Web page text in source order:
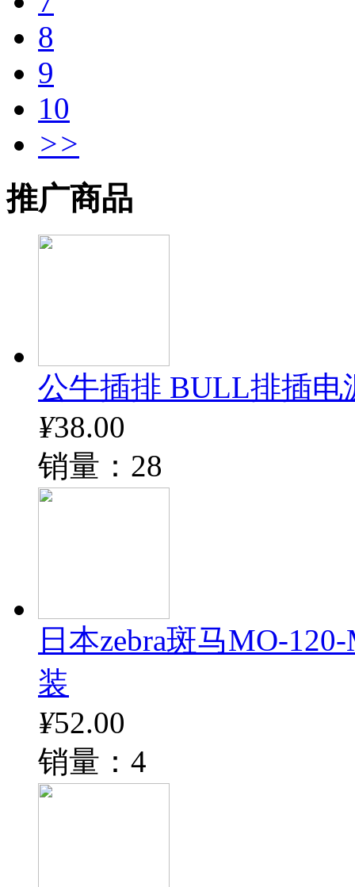
8
9
10
>>
推广商品
公牛插排 BULL排插电
¥38.00
销量：28
日本zebra斑马MO-
装
¥52.00
销量：4